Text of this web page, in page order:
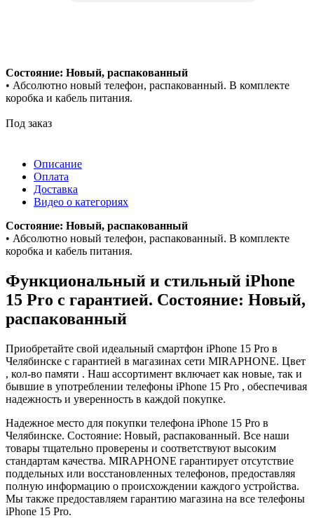
Состояние: Новый, распакованный
• Абсолютно новый телефон, распакованный. В комплекте
коробка и кабель питания.
Под заказ
Описание
Оплата
Доставка
Видео о категориях
Состояние: Новый, распакованный
• Абсолютно новый телефон, распакованный. В комплекте
коробка и кабель питания.
Функциональный и стильный iPhone
15 Pro с гарантией. Состояние: Новый,
распакованный
Приобретайте свой идеальный смартфон iPhone 15 Pro в
Челябинске с гарантией в магазинах сети MIRAPHONE. Цвет
, кол-во памяти . Наш ассортимент включает как новые, так и
бывшие в употреблении телефоны iPhone 15 Pro , обеспечивая
надежность и уверенность в каждой покупке.
Надежное место для покупки телефона iPhone 15 Pro в
Челябинске. Состояние: Новый, распакованный. Все наши
товары тщательно проверены и соответствуют высоким
стандартам качества. MIRAPHONE гарантирует отсутствие
поддельных или восстановленных телефонов, предоставляя
полную информацию о происхождении каждого устройства.
Мы также предоставляем гарантию магазина на все телефоны
iPhone 15 Pro.